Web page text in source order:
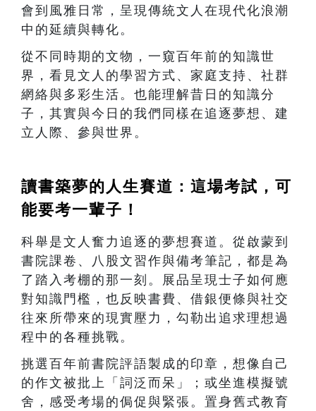
會到風雅日常，呈現傳統文人在現代化浪潮
中的延續與轉化。
從不同時期的文物，一窺百年前的知識世
界，看見文人的學習方式、家庭支持、社群
網絡與多彩生活。也能理解昔日的知識分
子，其實與今日的我們同樣在追逐夢想、建
立人際、參與世界。
讀書築夢的人生賽道：這場考試，可
能要考一輩子！
科舉是文人奮力追逐的夢想賽道。從啟蒙到
書院課卷、八股文習作與備考筆記，都是為
了踏入考棚的那一刻。展品呈現士子如何應
對知識門檻，也反映書費、借銀便條與社交
往來所帶來的現實壓力，勾勒出追求理想過
程中的各種挑戰。
挑選百年前書院評語製成的印章，想像自己
的作文被批上「詞泛而呆」；或坐進模擬號
舍，感受考場的侷促與緊張。置身舊式教育